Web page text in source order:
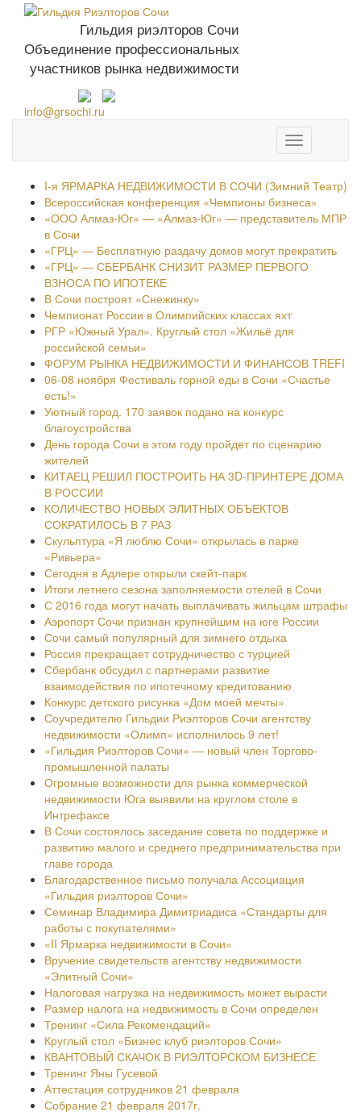
Гильдия риэлторов Сочи
Объединение профессиональных
участников рынка недвижимости
info@grsochi.ru
Toggle
navigation
I-я ЯРМАРКА НЕДВИЖИМОСТИ В СОЧИ (Зимний Театр)
Всероссийская конференция «Чемпионы бизнеса»
«ООО Алмаз-Юг» — «Алмаз-Юг» — представитель МПР
в Сочи
«ГРЦ» — Бесплатную раздачу домов могут прекратить
«ГРЦ» — СБЕРБАНК СНИЗИТ РАЗМЕР ПЕРВОГО
ВЗНОСА ПО ИПОТЕКЕ
В Сочи построят «Снежинку»
Чемпионат России в Олимпийских классах яхт
РГР «Южный Урал». Круглый стол «Жильё для
российской семьи»
ФОРУМ РЫНКА НЕДВИЖИМОСТИ И ФИНАНСОВ TREFI
06-08 ноября Фестиваль горной еды в Сочи «Счастье
есть!»
Уютный город. 170 заявок подано на конкурс
благоустройства
День города Сочи в этом году пройдет по сценарию
жителей
КИТАЕЦ РЕШИЛ ПОСТРОИТЬ НА 3D-ПРИНТЕРЕ ДОМА
В РОССИИ
КОЛИЧЕСТВО НОВЫХ ЭЛИТНЫХ ОБЪЕКТОВ
СОКРАТИЛОСЬ В 7 РАЗ
Скульптура «Я люблю Сочи» открылась в парке
«Ривьера»
Сегодня в Адлере открыли скейт-парк
Итоги летнего сезона заполняемости отелей в Сочи
С 2016 года могут начать выплачивать жильцам штрафы
Аэропорт Сочи признан крупнейшим на юге России
Сочи самый популярный для зимнего отдыха
Россия прекращает сотрудничество с турцией
Сбербанк обсудил с партнерами развитие
взаимодействия по ипотечному кредитованию
Конкурс детского рисунка «Дом моей мечты»
Соучредителю Гильдии Риэлторов Сочи агентству
недвижимости «Олимп» исполнилось 9 лет!
«Гильдия Риэлторов Сочи» — новый член Торгово-
промышленной палаты
Огромные возможности для рынка коммерческой
недвижимости Юга выявили на круглом столе в
Интрефаксе
В Сочи состоялось заседание совета по поддержке и
развитию малого и среднего предпринимательства при
главе города
Благодарственное письмо получала Ассоциация
«Гильдия риэлторов Сочи»
Семинар Владимира Димитриадиса «Стандарты для
работы с покупателями»
«II Ярмарка недвижимости в Сочи»
Вручение свидетельств агентству недвижимости
«Элитный Сочи»
Налоговая нагрузка на недвижимость может вырасти
Размер налога на недвижимость в Сочи определен
Тренинг «Сила Рекомендаций»
Круглый стол «Бизнес клуб риэлторов Сочи»
КВАНТОВЫЙ СКАЧОК В РИЭЛТОРСКОМ БИЗНЕСЕ
Тренинг Яны Гусевой
Аттестация сотрудников 21 февраля
Собрание 21 февраля 2017г.